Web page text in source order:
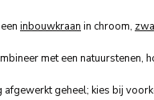
inbouwkraan in chroom,
met een natuurstenen,
geheel; kies bij